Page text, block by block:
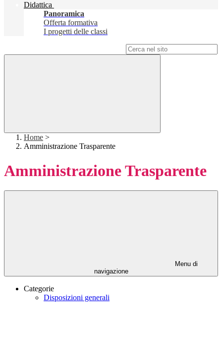
Didattica
Panoramica
Offerta formativa
I progetti delle classi
Home >
Amministrazione Trasparente
Amministrazione Trasparente
Menu di
navigazione
Categorie
Disposizioni generali